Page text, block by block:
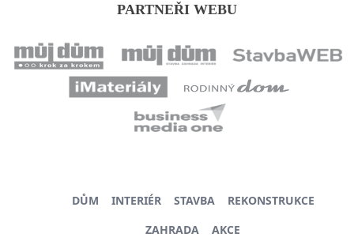
PARTNEŘI WEBU
DŮM INTERIÉR STAVBA
REKONSTRUKCE
ZAHRADA
AKCE